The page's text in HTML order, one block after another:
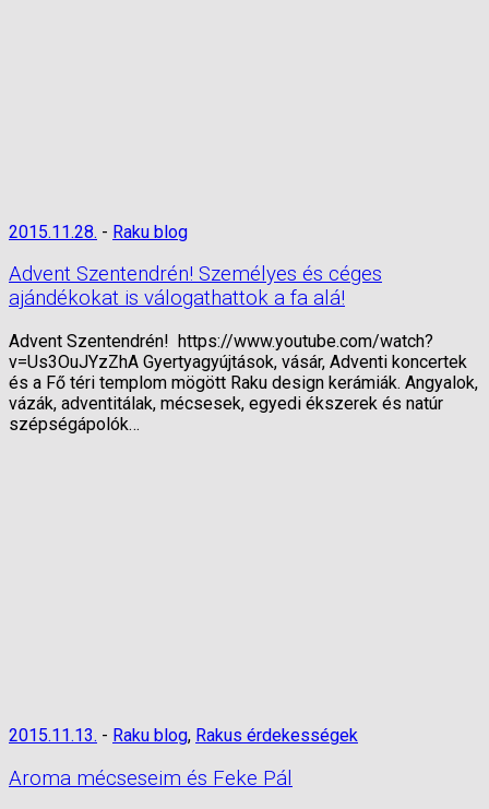
2015.11.28. - Raku blog
Advent Szentendrén! Személyes és céges
ajándékokat is válogathattok a fa alá!
Advent Szentendrén! https://www.youtube.com/watch?
v=Us3OuJYzZhA Gyertyagyújtások, vásár, Adventi koncertek
és a Fő téri templom mögött Raku design kerámiák. Angyalok,
vázák, adventitálak, mécsesek, egyedi ékszerek és natúr
szépségápolók…
2015.11.13. - Raku blog, Rakus érdekességek
Aroma mécseseim és Feke Pál